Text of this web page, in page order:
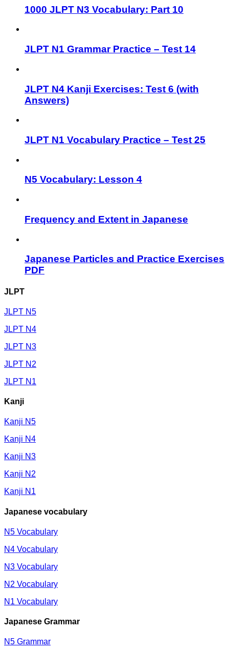
1000 JLPT N3 Vocabulary: Part 10
JLPT N1 Grammar Practice – Test 14
JLPT N4 Kanji Exercises: Test 6 (with
Answers)
JLPT N1 Vocabulary Practice – Test 25
N5 Vocabulary: Lesson 4
Frequency and Extent in Japanese
Japanese Particles and Practice Exercises
PDF
JLPT
JLPT N5
JLPT N4
JLPT N3
JLPT N2
JLPT N1
Kanji
Kanji N5
Kanji N4
Kanji N3
Kanji N2
Kanji N1
Japanese vocabulary
N5 Vocabulary
N4 Vocabulary
N3 Vocabulary
N2 Vocabulary
N1 Vocabulary
Japanese Grammar
N5 Grammar